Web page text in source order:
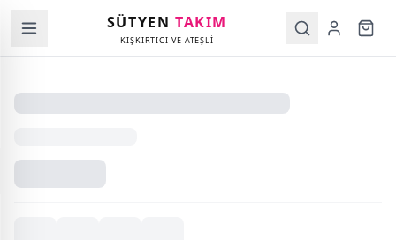
SÜTYENTAKIM
KIŞKIRTICI VE ATEŞLİ